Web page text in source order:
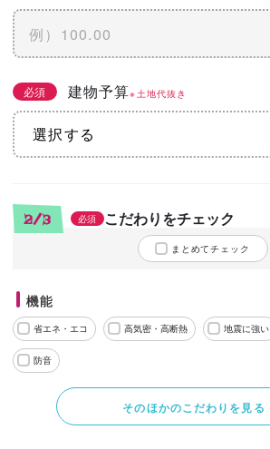
必須 建物予算※土地代抜き
2/3 必須 こだわりをチェック
まとめてチェック
機能
省エネ・エコ 高気密・高断熱 地震に強い
防音
そのほかのこだわりを見る